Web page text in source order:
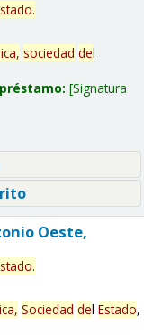
.
sociedad del
Signatura
Oeste,
.
Sociedad del Estado,